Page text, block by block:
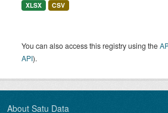
XLSX CSV
You can also access this registry using the
API).
About Satu Data